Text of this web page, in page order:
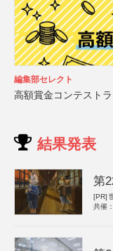
編集部セレクト
高額賞金コンテスト
結果発表
第
[PR]
共催